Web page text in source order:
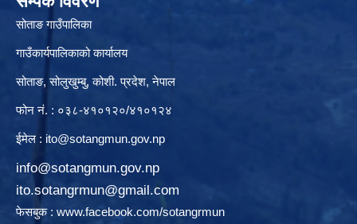
सोताङ गाउँपालिका
गाउँकार्यपालिकाको कार्यालय
सोताङ, सोलुखुम्बु, कोशी. प्रदेश, नेपाल
फोन नं. : ०३८-४१०१२०/४१०१२४
ईमेल : ito@sotangmun.gov.np
info@sotangmun.gov.np
ito.sotangrmun@gmail.com
फेसबुक : www.facebook.com/sotangrmun